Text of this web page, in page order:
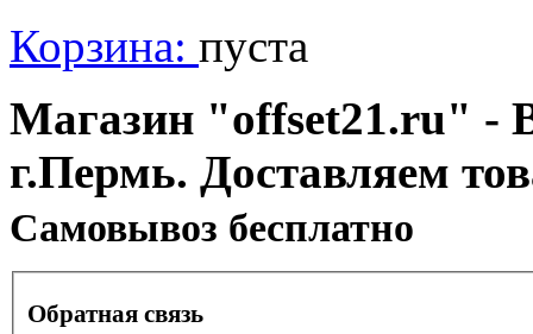
Корзина: пуста
Магазин "offset21.ru" -
г.Пермь. Доставляем
Cамовывоз бесплатно
Обратная связь